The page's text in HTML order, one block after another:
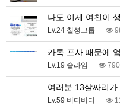
나도 이제 여친이
Lv.24 칠성그룹
카톡 프사 때문에
Lv.19 슬라임 790
여러분 13살짜리
Lv.59 버디버디